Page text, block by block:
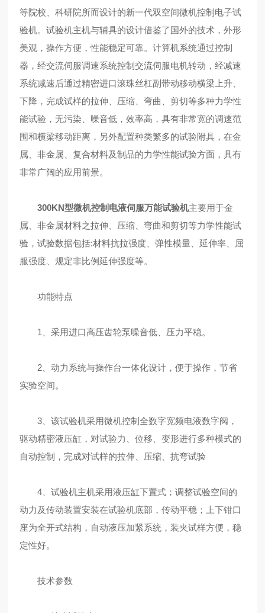
等院校、科研院所而设计的新一代双空间微机控制电子试
验机。试验机主机与辅具的设计借鉴了国外的技术，外形
美观，操作方便，性能稳定可靠。计算机系统通过控制
器，经交流伺服调速系统控制交流伺服电机转动，经减速
系统减速后通过精密进口滚珠丝杠副带动移动横梁上升、
下降，完成试样的拉伸、压缩、弯曲、剪切等多种力学性
能试验，无污染、噪音低，效率高，具有非常宽的调速范
围和横梁移动距离，另外配置种类繁多的试验附具，在金
属、非金属、复合材料及制品的力学性能试验方面，具有
非常广阔的应用前景。
300KN型微机控制电液伺服万能试验机主要用于金
属、非金属材料之拉伸、压缩、弯曲和剪切等力学性能试
验，试验数据包括:材料抗拉强度、弹性模量、延伸率、屈
服强度、规定非比例延伸强度等。
功能特点
1、采用进口高压齿轮泵噪音低、压力平稳。
2、动力系统与操作台一体化设计，便于操作，节省
实验空间。
3、该试验机采用微机控制全数字宽频电液数字阀，
驱动精密液压缸，对试验力、位移、变形进行多种模式的
自动控制，完成对试样的拉伸、压缩、抗弯试验
4、试验机主机采用液压缸下置式；调整试验空间的
动力及传动装置安装在试验机底部，传动平稳；上下钳口
座为全开式结构，自动液压加紧系统，装夹试样方便，稳
定性好。
技术参数